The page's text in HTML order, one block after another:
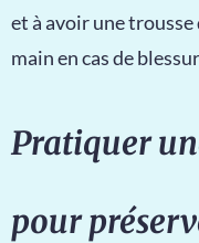
et à avoir une
main en cas de
Pratiquer
pour